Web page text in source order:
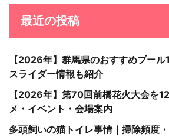
最近の投稿
【2026年】群馬県のおすすめプール
スライダー情報も紹介
【2026年】第70回前橋花火大会を
メ・イベント・会場案内
多頭飼いの猫トイレ事情｜掃除頻度